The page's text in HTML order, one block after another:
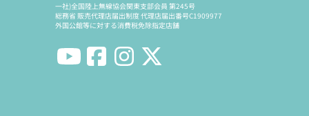
一社)全国陸上無線協会関東支部会員 第245号
総務省 販売代理店届出制度 代理店届出番号C1909977
外国公館等に対する消費税免除指定店舗